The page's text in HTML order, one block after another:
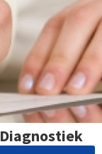
Diagnostiek